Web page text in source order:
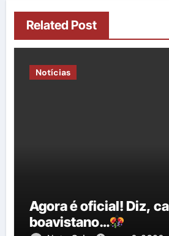
Related Post
Notícias
Agora é oficial! Diz,
boavistano…